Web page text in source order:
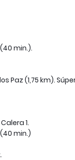
min.).
Paz (1,75 km).
1.
min.)